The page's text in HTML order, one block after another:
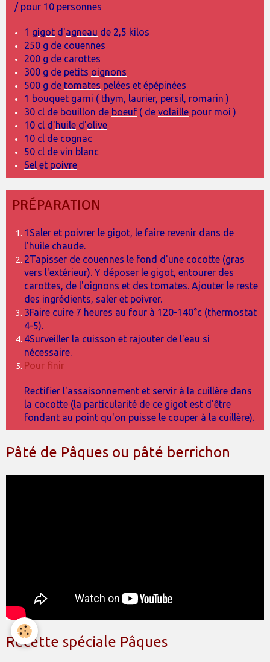
/ pour 10 personnes
1 gigot d'agneau de 2,5 kilos
250 g de couennes
200 g de carottes
300 g de petits oignons
500 g de tomates pelées et épépinées
1 bouquet garni ( thym laurier, persil romarin )
30 cl de bouillon de boeuf ( de volaille pour moi )
10 cl d'huile d'olive
10 cl de cognac
50 cl de vin blanc
Sel et poivre
PRÉPARATION
1Saler et poivrer le gigot, le faire revenir dans de
l'huile chaude.
2Tapisser de couennes le fond d'une cocotte (gras
vers l'extérieur). Y déposer le gigot, entourer des
carottes, de l'oignons et des tomates. Ajouter le reste
des ingrédients, saler et poivrer.
3Faire cuire 7 heures au four à 120-140°c (thermostat
4-5).
4Surveiller la cuisson et rajouter de l'eau si
nécessaire.
Pour finir
Rectifier l'assaisonnement et servir à la cuillère dans
la cocotte (la particularité de ce gigot est d'être
fondant au point qu'on puisse le couper à la cuillère).
Pâté de Pâques ou pâté berrichon
Recette spéciale Pâques